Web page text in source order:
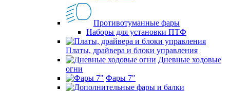
Противотуманные фары
Наборы для установки ПТФ
Платы, драйвера и блоки управления
Дневные ходовые
огни
Фары 7"